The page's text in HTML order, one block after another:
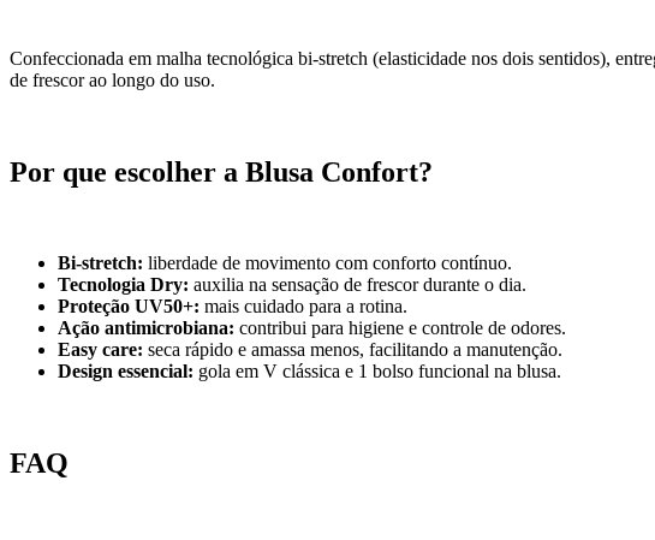
Confeccionada em malha tecnológica bi-stretch (elasticidade nos dois sentidos),
de frescor ao longo do uso.
Por que escolher a Blusa Confort?
Bi-stretch: liberdade de movimento com conforto contínuo.
Tecnologia Dry: auxilia na sensação de frescor durante o dia.
Proteção UV50+: mais cuidado para a rotina.
Ação antimicrobiana: contribui para higiene e controle de odores.
Easy care: seca rápido e amassa menos, facilitando a manutenção.
Design essencial: gola em V clássica e 1 bolso funcional na blusa.
FAQ